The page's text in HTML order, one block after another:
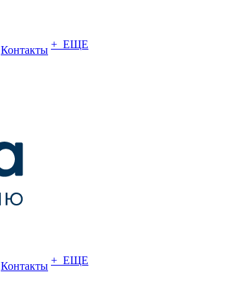
Контакты + ЕЩЕ
Контакты + ЕЩЕ